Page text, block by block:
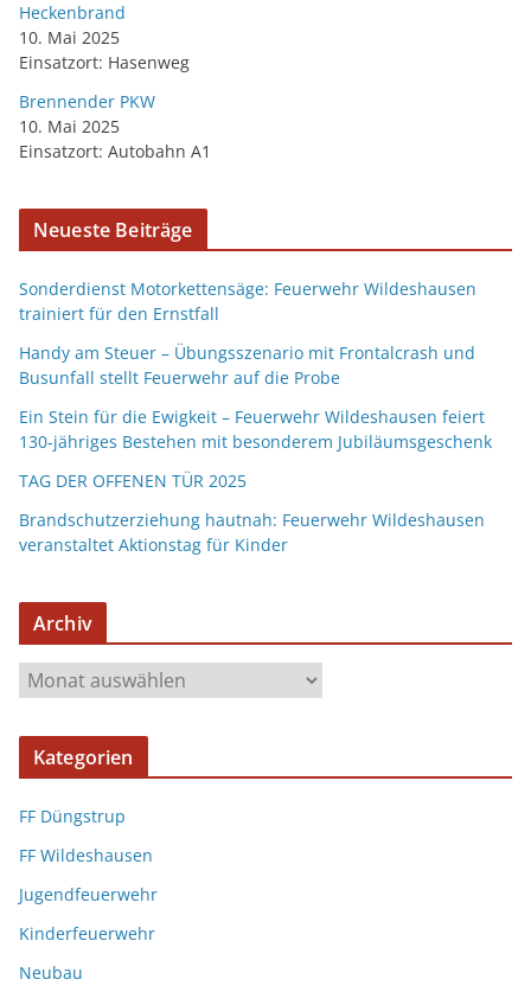
Heckenbrand
10. Mai 2025
Einsatzort: Hasenweg
Brennender PKW
10. Mai 2025
Einsatzort: Autobahn A1
Neueste Beiträge
Sonderdienst Motorkettensäge: Feuerwehr Wildeshausen
trainiert für den Ernstfall
Handy am Steuer – Übungsszenario mit Frontalcrash und
Busunfall stellt Feuerwehr auf die Probe
Ein Stein für die Ewigkeit – Feuerwehr Wildeshausen feiert
130-jähriges Bestehen mit besonderem Jubiläumsgeschenk
TAG DER OFFENEN TÜR 2025
Brandschutzerziehung hautnah: Feuerwehr Wildeshausen
veranstaltet Aktionstag für Kinder
Archiv
Kategorien
FF Düngstrup
FF Wildeshausen
Jugendfeuerwehr
Kinderfeuerwehr
Neubau